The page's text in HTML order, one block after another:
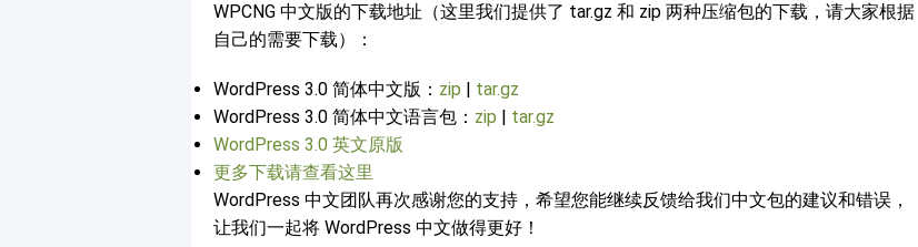
WPCNG 中文版的下载地址（这里我们提供了 tar.gz 和 zip 两种压缩包的下载，请大家根据
自己的需要下载）：
WordPress 3.0 简体中文版： zip | tar.gz
WordPress 3.0 简体中文语言包： zip | tar.gz
WordPress 3.0 英文原版
更多下载请查看这里
WordPress 中文团队再次感谢您的支持，希望您能继续反馈给我们中文包的建议和错误，
让我们一起将 WordPress 中文做得更好！